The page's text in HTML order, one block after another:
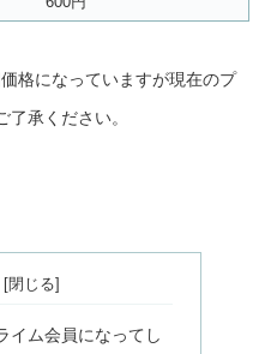
格になっていますが現在のプ
承ください。
イム会員になってし